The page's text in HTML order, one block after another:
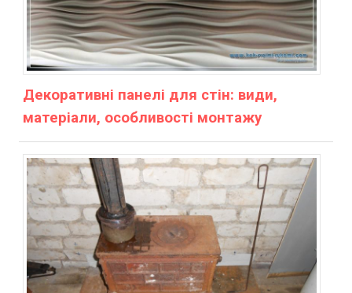
Декоративні панелі для стін: види,
матеріали, особливості монтажу